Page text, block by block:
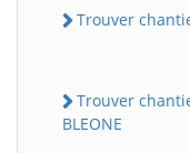
Trouver
Trouver
BLEONE